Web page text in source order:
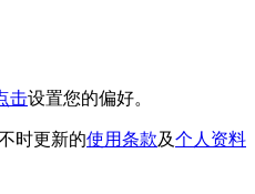
击设置您的偏好。
时更新的使用条款及个人资料